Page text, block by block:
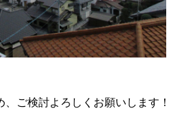
、ご検討よろしくお願いします！